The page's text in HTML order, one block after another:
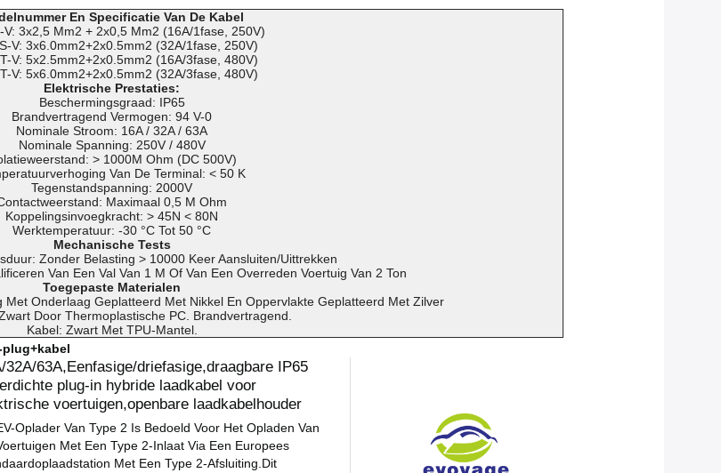
En Specificatie Van De Kabel
V: 3x2,5 Mm2 + 2x0,5 Mm2 (16A/1fase, 250V)
V: 3x6.0mm2+2x0.5mm2 (32A/1fase, 250V)
V: 5x2.5mm2+2x0.5mm2 (16A/3fase, 480V)
V: 5x6.0mm2+2x0.5mm2 (32A/3fase, 480V)
Elektrische Prestaties:
Beschermingsgraad: IP65
Brandvertragend Vermogen: 94 V-0
Nominale Stroom: 16A / 32A / 63A
Nominale Spanning: 250V / 480V
> 1000M Ohm (DC 500V)
Van De Terminal: < 50 K
Tegenstandspanning: 2000V
Maximaal 0,5 M Ohm
Koppelingsinvoegkracht: > 45N < 80N
Werktemperatuur: -30 °C Tot 50 °C
Mechanische Tests
Zonder Belasting > 10000 Keer Aansluiten/uittrekken
Van Een Val Van 1 M Of Van Een Overreden Voertuig Van 2 Ton
Toegepaste Materialen
Met Onderlaag Geplatteerd Met Nikkel En Oppervlakte Geplatteerd Met Zilver
Door Thermoplastische PC. Brandvertragend.
Kabel: Zwart Met TPU-Mantel.
plug+kabel
32A/63A,Eenfasige/driefasige,draagbare IP65
plug-in hybride laadkabel voor
voertuigen,openbare laadkabelhouder
Oplader Van Type 2 Is Bedoeld Voor Het Opladen Van
Met Een Type 2-Inlaat Via Een Europees
Met Een Type 2-Afsluiting.Dit